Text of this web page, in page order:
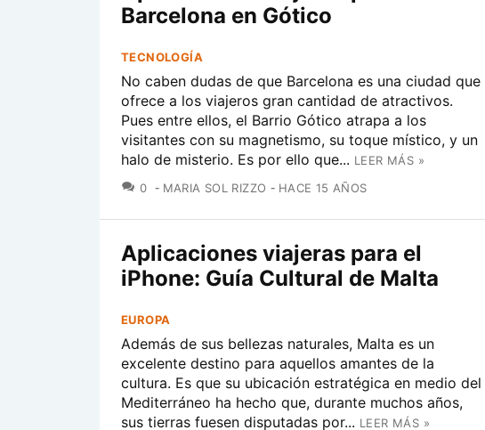
Barcelona en Gótico
TECNOLOGÍA
No caben dudas de que Barcelona es una ciudad que
ofrece a los viajeros gran cantidad de atractivos.
Pues entre ellos, el Barrio Gótico atrapa a los
visitantes con su magnetismo, su toque místico, y un
halo de misterio. Es por ello que... LEER MÁS »
0 COMENTARIOS
MARIA SOL RIZZO HACE 15 AÑOS
Aplicaciones viajeras para el
iPhone: Guía Cultural de Malta
EUROPA
Además de sus bellezas naturales, Malta es un
excelente destino para aquellos amantes de la
cultura. Es que su ubicación estratégica en medio del
Mediterráneo ha hecho que, durante muchos años,
sus tierras fuesen disputadas por... LEER MÁS »